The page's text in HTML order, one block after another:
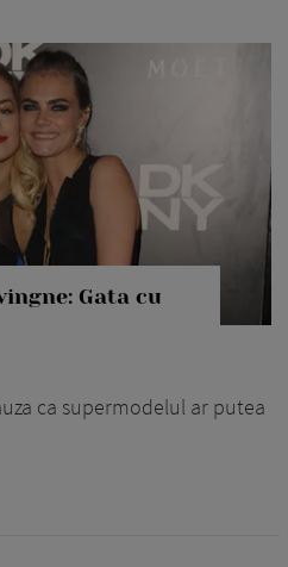
Gata cu
ca supermodelul ar putea